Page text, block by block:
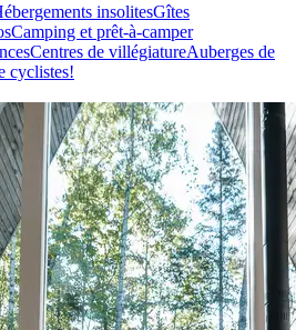
insolitesGîtes
Camping et prêt-à-camper
Centres de villégiatureAuberges de
cyclistes!